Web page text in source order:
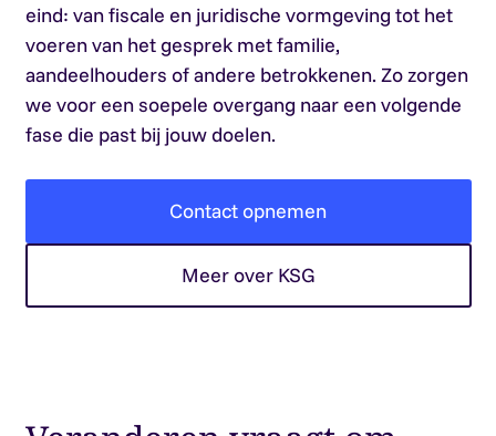
eind: van fiscale en juridische vormgeving tot het
voeren van het gesprek met familie,
aandeelhouders of andere betrokkenen. Zo zorgen
we voor een soepele overgang naar een volgende
fase die past bij jouw doelen.
Contact opnemen
Meer over KSG